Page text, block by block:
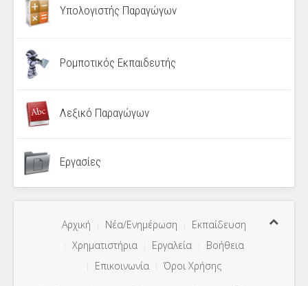
Υπολογιστής Παραγώγων
Ρομποτικός Εκπαιδευτής
Λεξικό Παραγώγων
Εργασίες
Αρχική Νέα/Ενημέρωση
Εκπαίδευση
Χρηματιστήρια
Εργαλεία
Βοήθεια
Επικοινωνία
Όροι Χρήσης